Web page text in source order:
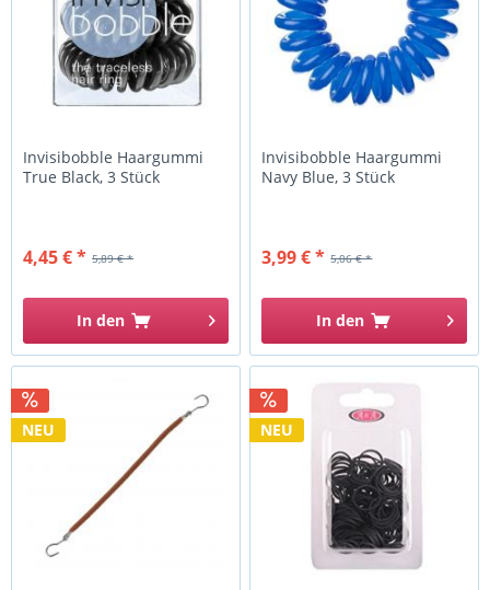
Invisibobble Haargummi
True Black, 3 Stück
5,89 € *
4,45 € *
In den
Invisibobble Haargummi
Navy Blue, 3 Stück
5,06 € *
3,99 € *
In den
NEU NEU